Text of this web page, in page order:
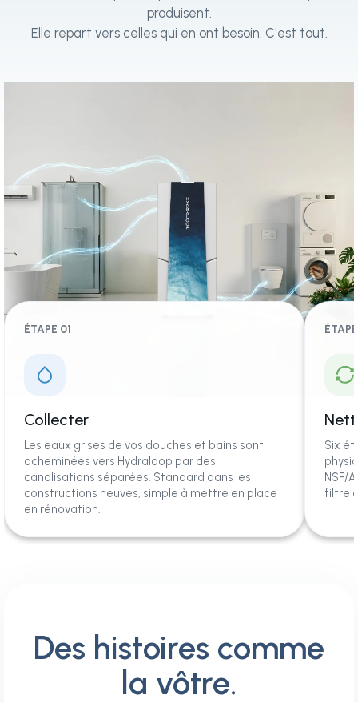
produisent.
Elle repart vers celles qui en ont besoin. C'est tout.
ÉTAPE 01
Collecter
Les eaux grises de vos douches et bains sont
acheminées vers Hydraloop par des
canalisations séparées. Standard dans les
constructions neuves, simple à mettre en place
en rénovation.
Six
NSF/
filtre
Des histoires comme
la vôtre.